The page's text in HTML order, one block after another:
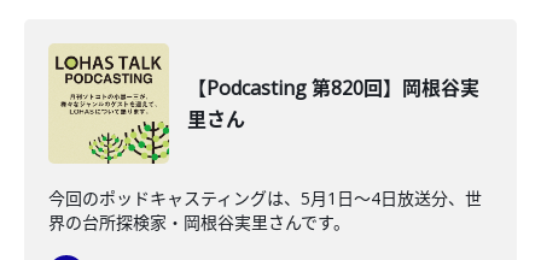
【Podcasting 第820回】岡根谷実
里さん
今回のポッドキャスティングは、5月1日〜4日放送分、世
界の台所探検家・岡根谷実里さんです。